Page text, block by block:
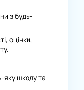
з будь-
оцінки,
яку шкоду та